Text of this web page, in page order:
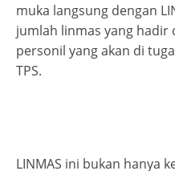
muka langsung dengan
jumlah linmas yang hadir
personil yang akan di
TPS.
LINMAS ini bukan hanya